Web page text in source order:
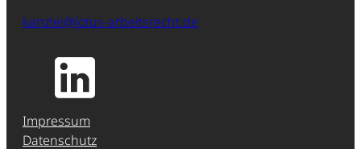
kanzlei@lotus-arbeitsrecht.de
Impressum
Datenschutz